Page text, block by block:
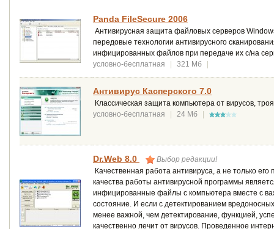
Panda FileSecure 2006
Антивирусная защита файловых серверов
передовые технологии антивирусного
инфицированных файлов при передаче их с/на
условно-бесплатная
| 321 Мб |
Антивирус Касперского 7.0
Классическая защита компьютера от вирусов,
условно-бесплатная
| 24 Мб |
Dr.Web 8.0
Выбор редакции!
Качественная работа антивируса, а не только
качества работы антивирусной программы
инфицированные файлы с компьютера вместе с
состояние. И если с детектированием
менее важной, чем детектирование, функцией,
качественно лечит от вирусов. Проведенное